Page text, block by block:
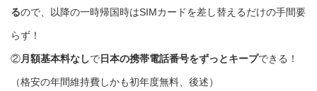
るので、以降の一時帰国時はSIMカードを差し替えるだけの手間要
らず！
②月額基本料なしで日本の携帯電話番号をずっとキープできる！
（格安の年間維持費しかも初年度無料、後述）